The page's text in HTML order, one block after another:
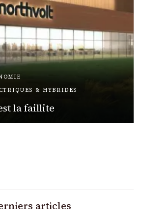
& HYBRIDES
la faillite
articles